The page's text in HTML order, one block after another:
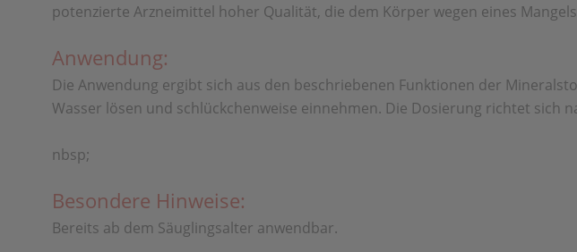
potenzierte Arzneimittel hoher Qualität, die dem Körper wegen eines
Anwendung:
Die Anwendung ergibt sich aus den beschriebenen Funktionen der
Wasser lösen und schlückchenweise einnehmen. Die Dosierung richtet sich
nbsp;
Besondere Hinweise:
Bereits ab dem Säuglingsalter anwendbar.